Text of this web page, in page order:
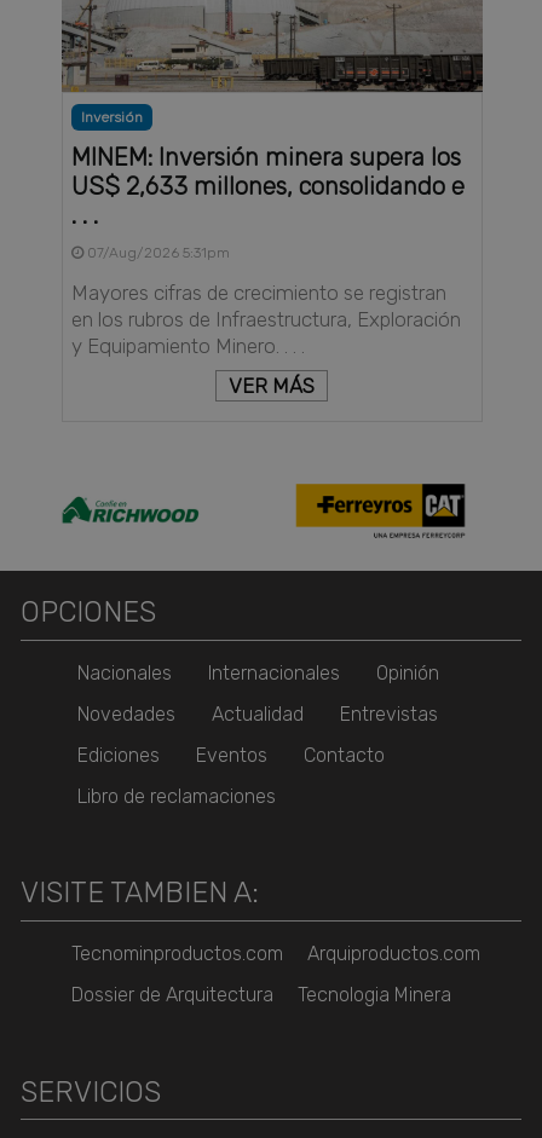
Inversión
MINEM: Inversión minera supera los
US$ 2,633 millones, consolidando e
. . .
07/Aug/2026 5:31pm
Mayores cifras de crecimiento se registran
en los rubros de Infraestructura, Exploración
y Equipamiento Minero. . . .
VER MÁS
OPCIONES
Nacionales Internacionales
Opinión
Novedades
Actualidad
Entrevistas
Ediciones
Eventos
Contacto
Libro de reclamaciones
VISITE TAMBIEN A:
Tecnominproductos.com
Arquiproductos.com
Dossier de Arquitectura
Tecnologia Minera
SERVICIOS